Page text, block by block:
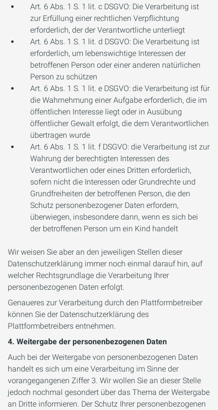
Art. 6 Abs. 1 S. 1 lit. c DSGVO: Die Verarbeitung ist
zur Erfüllung einer rechtlichen Verpflichtung
erforderlich, der der Verantwortliche unterliegt
Art. 6 Abs. 1 S. 1 lit. d DSGVO: Die Verarbeitung ist
erforderlich, um lebenswichtige Interessen der
betroffenen Person oder einer anderen natürlichen
Person zu schützen
Art. 6 Abs. 1 S. 1 lit. e DSGVO: die Verarbeitung ist für
die Wahrnehmung einer Aufgabe erforderlich, die im
öffentlichen Interesse liegt oder in Ausübung
öffentlicher Gewalt erfolgt, die dem Verantwortlichen
übertragen wurde
Art. 6 Abs. 1 S. 1 lit. f DSGVO: die Verarbeitung ist zur
Wahrung der berechtigten Interessen des
Verantwortlichen oder eines Dritten erforderlich,
sofern nicht die Interessen oder Grundrechte und
Grundfreiheiten der betroffenen Person, die den
Schutz personenbezogener Daten erfordern,
überwiegen, insbesondere dann, wenn es sich bei
der betroffenen Person um ein Kind handelt
Wir weisen Sie aber an den jeweiligen Stellen dieser
Datenschutzerklärung immer noch einmal darauf hin, auf
welcher Rechtsgrundlage die Verarbeitung Ihrer
personenbezogenen Daten erfolgt.
Genaueres zur Verarbeitung durch den Plattformbetreiber
können Sie der Datenschutzerklärung des
Plattformbetreibers entnehmen.
4. Weitergabe der personenbezogenen Daten
Auch bei der Weitergabe von personenbezogenen Daten
handelt es sich um eine Verarbeitung im Sinne der
vorangegangenen Ziffer 3. Wir wollen Sie an dieser Stelle
jedoch nochmal gesondert über das Thema der Weitergabe
an Dritte informieren. Der Schutz Ihrer personenbezogenen